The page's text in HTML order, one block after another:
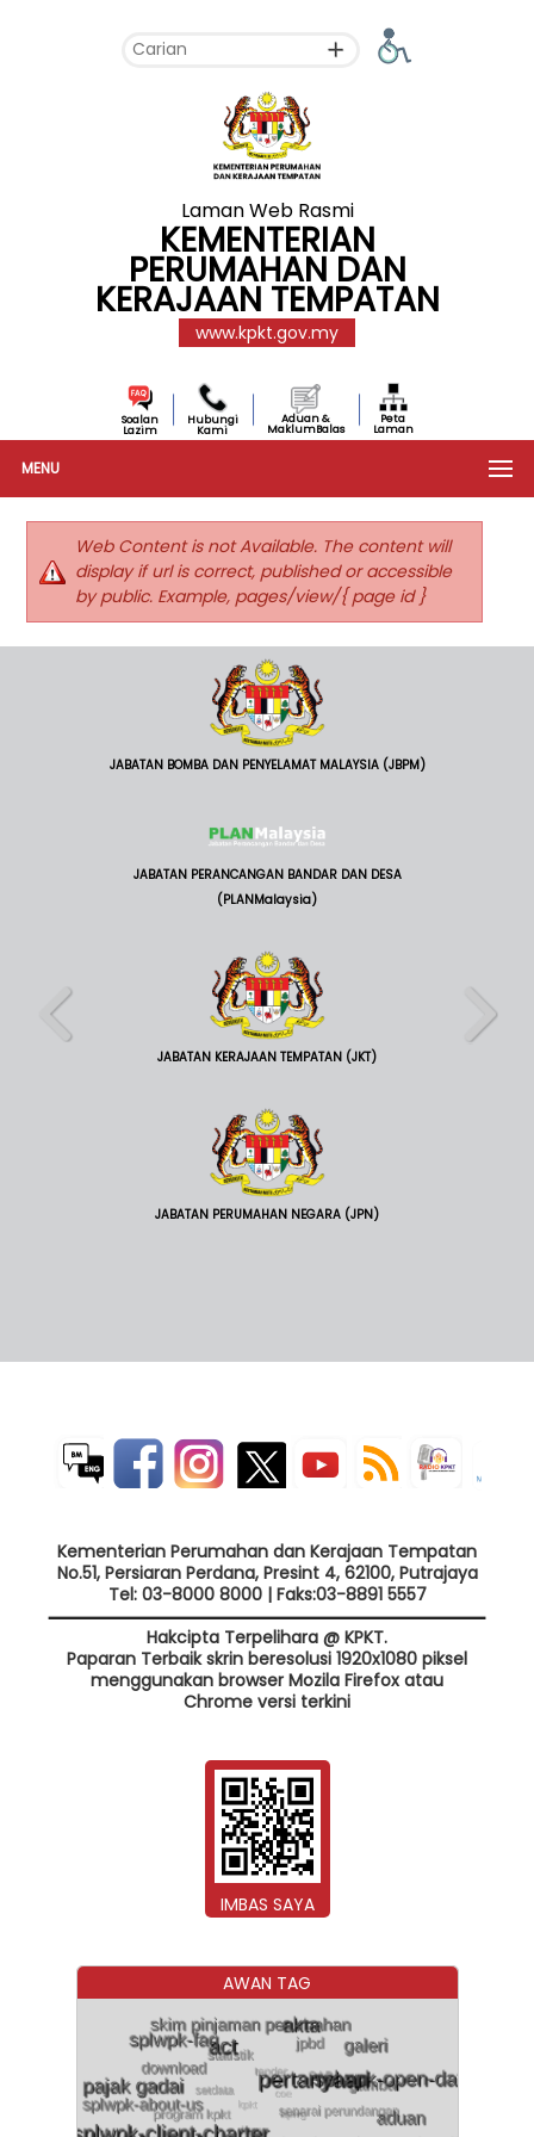
Laman Web Rasmi
KEMENTERIAN
PERUMAHAN DAN
KERAJAAN TEMPATAN
www.kpkt.gov.my
Soalan
Lazim
Hubungi
Kami
Aduan &
MaklumBalas
Peta
Laman
MENU
Web Content is not Available. The content will
display if url is correct, published or accessible
by public. Example, pages/view/{ page id }
JABATAN BOMBA DAN PENYELAMAT MALAYSIA (JBPM)
JABATAN PERANCANGAN BANDAR DAN DESA
(PLANMalaysia)
JABATAN KERAJAAN TEMPATAN (JKT)
JABATAN PERUMAHAN NEGARA (JPN)
Kementerian Perumahan dan Kerajaan Tempatan
No.51, Persiaran Perdana, Presint 4, 62100, Putrajaya
Tel: 03-8000 8000 | Faks:03-8891 5557
Hakcipta Terpelihara @ KPKT.
Paparan Terbaik skrin beresolusi 1920x1080 piksel
menggunakan browser Mozila Firefox atau
Chrome versi terkini
IMBAS SAYA
AWAN TAG